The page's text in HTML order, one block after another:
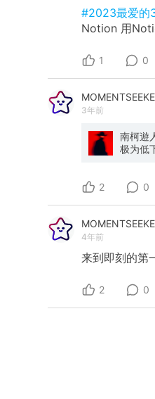
#2023最爱的
Notion 用
1 0
3年前
南柯遊
极为低下的。 因为过往生存的质
一个
不得不
脑】
理解将
而解。 主体即是客体，客体亦是主体。 到那个时候，
2 0
4年前
来到即刻的第
2 0